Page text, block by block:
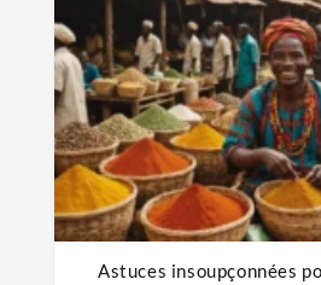
Astuces insoupçonnées